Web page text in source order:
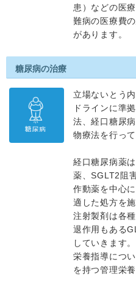
患）などの医
難病の医療費
があります。
糖尿病の治療
立場ないとう
ドラインに準
法、経口糖尿
物療法を行って
経口糖尿病薬
薬、SGLT2阻
作動薬を中心
適した処方を施
注射製剤は各
退作用もある
していきます。
栄養指導につ
を持つ管理栄